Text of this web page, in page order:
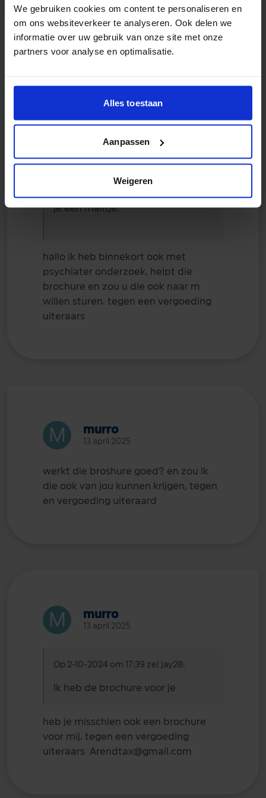
We gebruiken cookies om content te personaliseren en
om ons websiteverkeer te analyseren. Ook delen we
informatie over uw gebruik van onze site met onze
partners voor analyse en optimalisatie.
Alles toestaan
Aanpassen
Weigeren
murro
13 april 2025
Op 25-4-2024 om 07:08 zei
je een mailtje.
hallo ik heb binnekort ook met
psychiater onderzoek. helpt die
brochure en zou u die ook naar m
willen sturen. tegen een vergoeding
uiteraars
murro
13 april 2025
werkt die broshure goed? en zou ik
die ook van jou kunnen krijgen, tegen
en vergoeding uiteraard
murro
13 april 2025
Op 2-10-2024 om 17:39 zei jay28:
Ik heb de brochure voor je
heb je misschien ook een brochure
voor mij. tegen een vergoeding
uiteraars Arendtax@gmail.com